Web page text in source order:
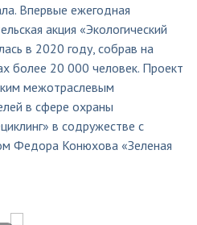
Впервые ежегодная
акция «Экологический
в 2020 году, собрав на
более 20 000 человек. Проект
межотраслевым
в сфере охраны
в содружестве с
Федора Конюхова «Зеленая